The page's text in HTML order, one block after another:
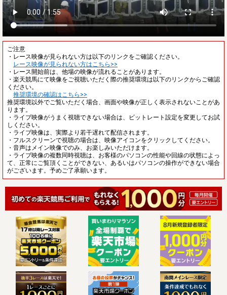
ご注意
・レース映像が見られない方は以下のリンクをご確認ください。
レース映像が見られない方はこちら>>
・レース開始前は、他場の映像が流れることがあります。
・楽天競馬にて映像をご視聴いただく際の推奨環境は以下のリンクからご確認
ください。
推奨環境の確認はこちら>>
推奨環境以外でご覧いただく場合、画面や映像が正しく表示されないことがあ
ります。
・ライブ映像がうまく視聴できない場合は、ビットレート設定を変更してお試
しください。
・ライブ映像は、実際より若干遅れて配信されます。
・フルスクリーンで視聴の場合は、映像アイコンをクリックしてください。
・音声はメイン映像でのみ、お楽しみいただけます。
・ライブ映像の複数同時視聴は、お客様のパソコンの性能や回線の状態によっ
て、正常にご覧頂くことができない、あるいはパソコンの操作ができない場合
がございます。予めご了承願います。